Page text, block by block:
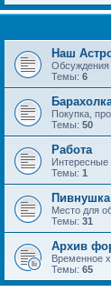
Наш
Обсуждения
Темы: 6
Покупка,
Темы: 50
Работа
Интересные
Темы: 1
Пивнушка
Место для
Темы: 31
Архив
Временное
Темы: 65